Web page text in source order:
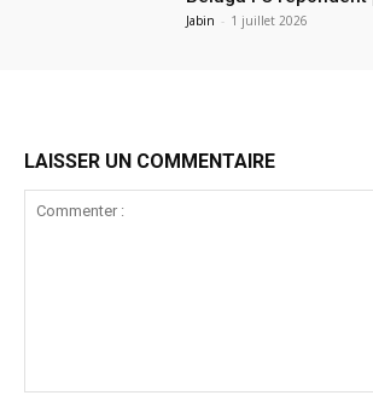
Jabin - 1 juillet 2026
LAISSER UN COMMENTAIRE